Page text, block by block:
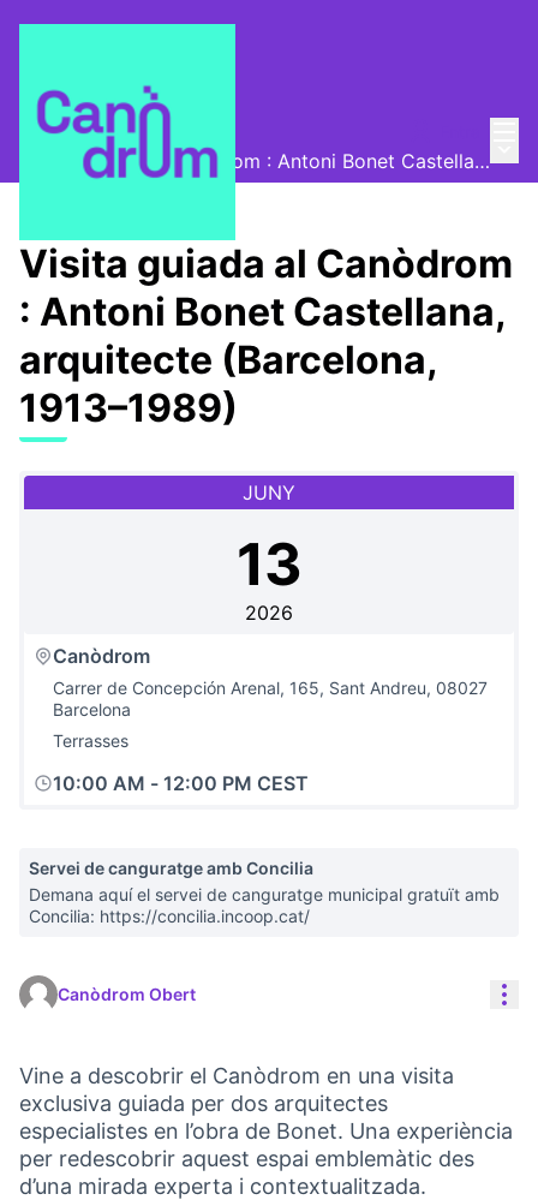
Canòdrom Obert
Visita guiada al Canòdrom : Antoni Bonet Castellana, arquitecte (Barcelona, 1913–1989)
Visita guiada al Canòdrom
: Antoni Bonet Castellana,
arquitecte (Barcelona,
1913–1989)
JUNY
13
2026
Canòdrom
Carrer de Concepción Arenal, 165, Sant Andreu, 08027
Barcelona
Terrasses
10:00 AM - 12:00 PM CEST
Servei de canguratge amb Concilia
Demana aquí el servei de canguratge municipal gratuït amb
Concilia: https://concilia.incoop.cat/
Canòdrom Obert
Vine a descobrir el Canòdrom en una visita
exclusiva guiada per dos arquitectes
especialistes en l’obra de Bonet. Una experiència
per redescobrir aquest espai emblemàtic des
d’una mirada experta i contextualitzada.